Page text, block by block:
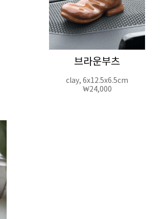
브라운부츠
clay, 6x12.5x6.5cm
₩24,000